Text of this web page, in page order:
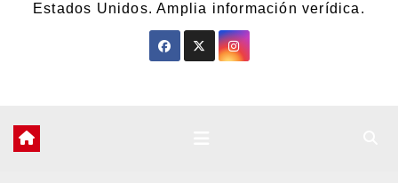
Estados Unidos. Amplia información verídica.